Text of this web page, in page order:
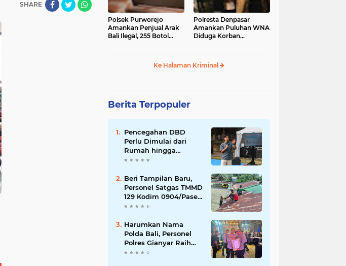
SHARE
Polsek Purworejo
Amankan Penjual Arak
Bali Ilegal, 255 Botol
Polresta Denpasar
Amankan Puluhan WNA
Diduga Korban
Ke Halaman Kriminal
Berita Terpopuler
Pencegahan DBD
Perlu Dimulai dari
Rumah hingga
Lingkungan Sekolah
Beri Tampilan Baru,
Personel Satgas TMMD
129 Kodim 0904/Paser
Cat Atap Rumah
Harumkan Nama
Polda Bali, Personel
Polres Gianyar Raih
Penghargaan